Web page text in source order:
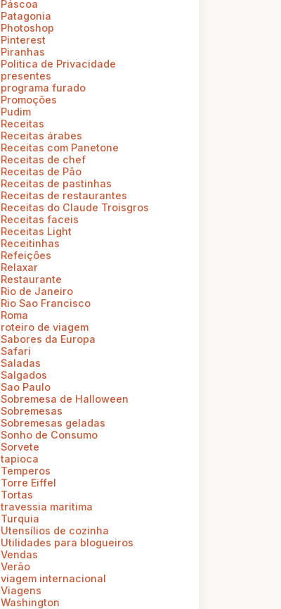
Páscoa
Patagonia
Photoshop
Pinterest
Piranhas
Politica de Privacidade
presentes
programa furado
Promoções
Pudim
Receitas
Receitas árabes
Receitas com Panetone
Receitas de chef
Receitas de Pão
Receitas de pastinhas
Receitas de restaurantes
Receitas do Claude Troisgros
Receitas faceis
Receitas Light
Receitinhas
Refeições
Relaxar
Restaurante
Rio de Janeiro
Rio Sao Francisco
Roma
roteiro de viagem
Sabores da Europa
Safari
Saladas
Salgados
Sao Paulo
Sobremesa de Halloween
Sobremesas
Sobremesas geladas
Sonho de Consumo
Sorvete
tapioca
Temperos
Torre Eiffel
Tortas
travessia maritima
Turquia
Utensílios de cozinha
Utilidades para blogueiros
Vendas
Verão
viagem internacional
Viagens
Washington